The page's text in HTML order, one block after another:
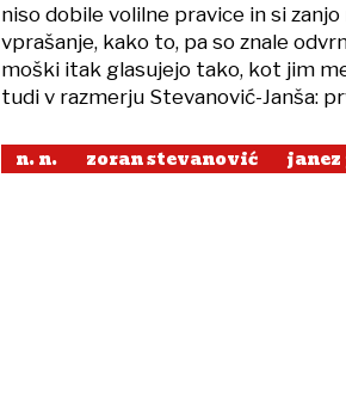
niso dobile volilne pravice in si
vprašanje, kako to, pa so znale
moški itak glasujejo tako, kot jim
tudi v razmerju Stevanović-Janša:
n. n. zoran stevanović janez